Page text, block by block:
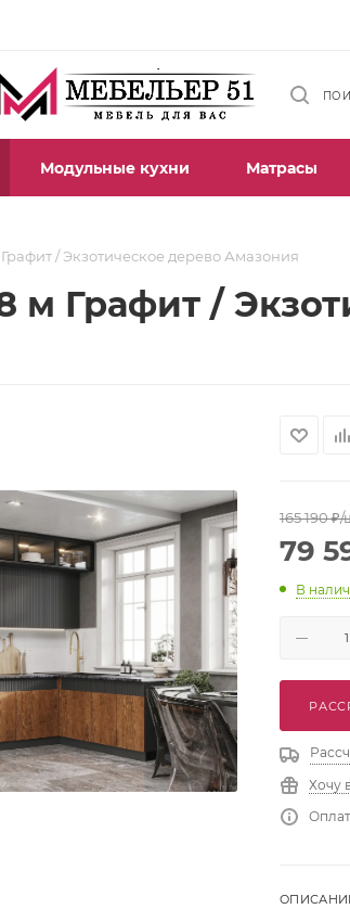
Модульные кухни Матрасы
/ Экзотическое дерево Амазония
м Графит /
165 190₽/
79
В
Хочу